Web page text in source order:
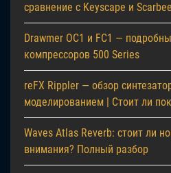
сравнение с Keyscape и Scarbee
Drawmer OC1 и FC1 —
компрессоров 500 Series
reFX Rippler — обзор
моделированием | Стоит ли
Waves Atlas Reverb: стоит ли
внимания? Полный разбор